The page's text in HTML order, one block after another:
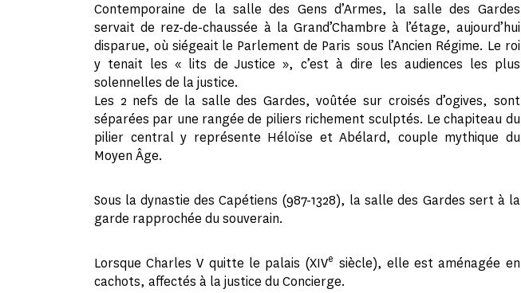
Contemporaine de la salle des Gens d’Armes, la salle des Gardes
servait de rez-de-chaussée à la Grand’Chambre à l’étage, aujourd’hui
disparue, où siégeait le Parlement de Paris sous l’Ancien Régime. Le roi
y tenait les « lits de Justice », c’est à dire les audiences les plus
solennelles de la justice.
Les 2 nefs de la salle des Gardes, voûtée sur croisés d’ogives, sont
séparées par une rangée de piliers richement sculptés. Le chapiteau du
pilier central y représente Héloïse et Abélard, couple mythique du
Moyen Âge.
Sous la dynastie des Capétiens (987-1328), la salle des Gardes sert à la
garde rapprochée du souverain.
Lorsque Charles V quitte le palais (XIVe siècle), elle est aménagée en
cachots, affectés à la justice du Concierge.